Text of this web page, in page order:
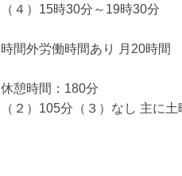
（４）15時30分～19時30分
時間外労働時間あり 月20時間
休憩時間：180分
（２）105分（３）なし 主に